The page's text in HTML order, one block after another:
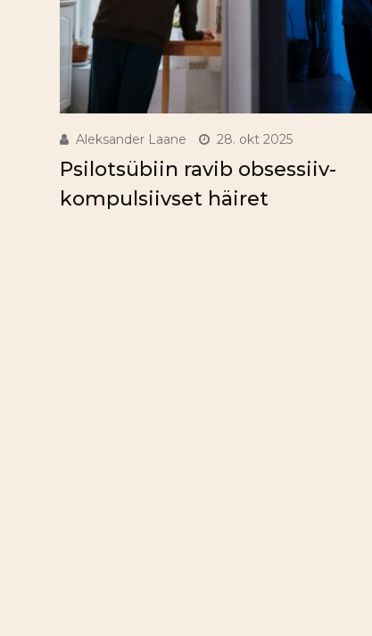
Aleksander Laane 28. okt 2025
Psilotsübiin ravib obsessiiv-
kompulsiivset häiret